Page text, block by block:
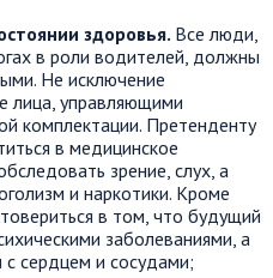
здоровья. Все люди,
в роли водителей, должны
Не исключение
лица, управляющими
комплектации. Претенденту
в медицинское
зрение, слух, а
и наркотики. Кроме
в том, что будущий
заболеваниями, а
сердцем и сосудами;